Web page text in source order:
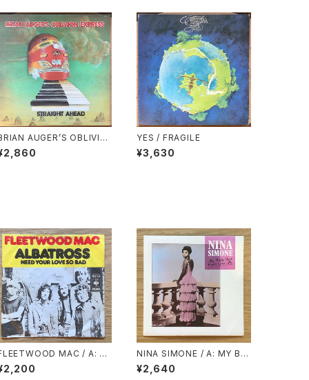
AUGER’S OBLIVIO
EXPRESS / STRAIGHT
YES / FRAGILE
¥3,630
MAC / A: AL
/ B: NEED YOU
LOVE SO BAD
NINA SIMONE / A: MY BA
BY JUST CARE FOR ME /
B: LOVE ME OR LEAVE ME
¥2,640